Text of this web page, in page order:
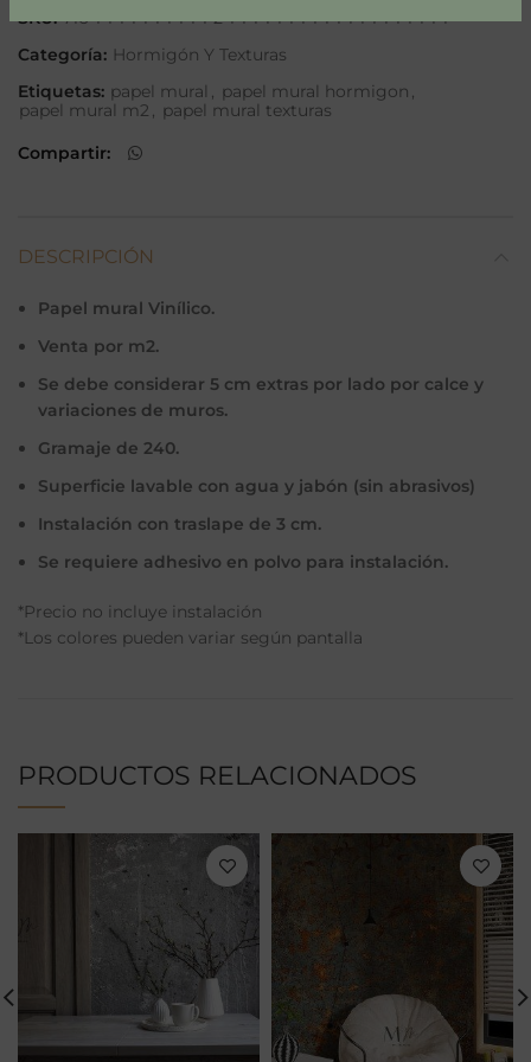
SKU:716-1-1-1-1-1-1-1-1-1-1-2-1-1-1-1-1-1-1-1-1-1-1-1-1-1-1-1-1-1-1
Categoría: Hormigón Y Texturas
Etiquetas: papel mural , papel mural hormigon ,
papel mural m2 , papel mural texturas
Compartir
DESCRIPCIÓN
Papel mural Vinílico.
Venta por m2.
Se debe considerar 5 cm extras por lado por calce y
variaciones de muros.
Gramaje de 240.
Superficie lavable con agua y jabón (sin abrasivos)
Instalación con traslape de 3 cm.
Se requiere adhesivo en polvo para instalación.
*Precio no incluye instalación
*Los colores pueden variar según pantalla
PRODUCTOS RELACIONADOS